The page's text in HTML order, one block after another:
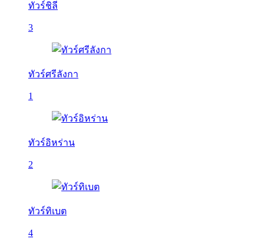
ทัวร์ชิลี
3
ทัวร์ศรีลังกา
1
ทัวร์อิหร่าน
2
ทัวร์ทิเบต
4